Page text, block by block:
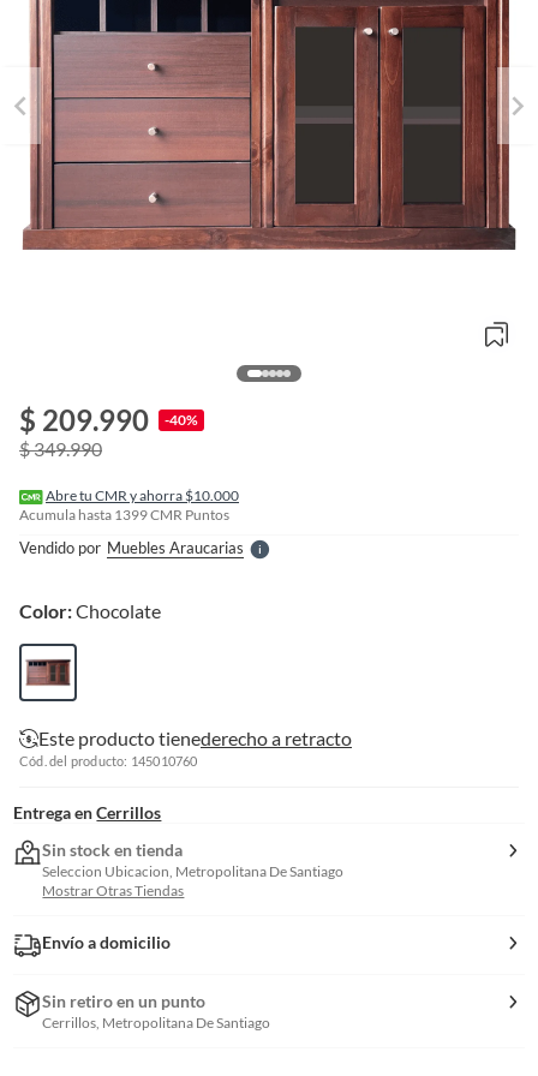
$ 209.990 -40%
$ 349.990
Abre tu CMR y ahorra $10.000
Acumula hasta 1399CMR Puntos
Vendido por Muebles AraucariasS
o
Color:Chocolate
Este producto tienederecho a retracto
Cód. del producto: 145010760
Entrega en Cerrillos
Sin stock en tienda
Seleccion Ubicacion, Metropolitana De Santiago
Mostrar Otras Tiendas
Envío a domicilio
Sin retiro en un punto
Cerrillos, Metropolitana De Santiago